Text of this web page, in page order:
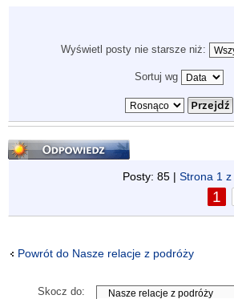
Wyświetl posty nie starsze niż:
Sortuj wg
Odpowiedz
Posty: 85 | Strona 1 z
1
Powrót do Nasze relacje z podróży
Skocz do: